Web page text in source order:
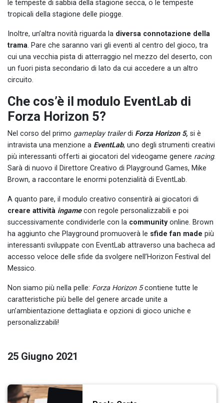
le tempeste di sabbia della stagione secca, o le tempeste
tropicali della stagione delle piogge.
Inoltre, un’altra novità riguarda la diversa connotazione della
trama. Pare che saranno vari gli eventi al centro del gioco, tra
cui una vecchia pista di atterraggio nel mezzo del deserto, con
un fuori pista secondario di lato da cui accedere a un altro
circuito.
Che cos’è il modulo EventLab di
Forza Horizon 5?
Nel corso del primo gameplay trailerdi Forza Horizon 5, si è
intravista una menzione a EventLab, uno degli strumenti creativi
più interessanti offerti ai giocatori del videogame genere racing.
Sarà di nuovo il Direttore Creativo di Playground Games, Mike
Brown, a raccontare le enormi potenzialità di EventLab.
A quanto pare, il modulo creativo consentirà ai giocatori di
creare attività ingamecon regole personalizzabili e poi
successivamente condividerle con la communityonline. Brown
ha aggiunto che Playground promuoverà le sfide fan made più
interessanti sviluppate con EventLab attraverso una bacheca ad
accesso veloce delle sfide da svolgere nell’Horizon Festival del
Messico.
Non siamo più nella pelle: Forza Horizon 5contiene tutte le
caratteristiche più belle del genere arcade unite a
un’ambientazione dettagliata e opzioni di gioco uniche e
personalizzabili!
25 Giugno 2021